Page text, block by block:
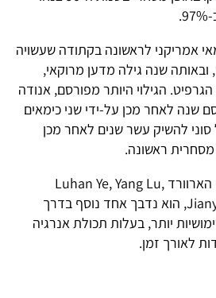
כימאי אמריקני לראשונה בקתודה שעשויה
שנה גילה מדען מרוקאי,
הגילוי היותר מפורסם, אנודה
שנה לאחר מכן על-ידי שני כימאים
להשיק עשר שנים לאחר מכן
מסחרית ראשונה.
המחקר החדש, של אנשי הארוורד Luhan Ye, Yang Lu,
Yichao Wang ו-Jianyuan Li, הוא נדבך אחד נוסף בדרך
יותר, בעלות תכולת אנרגיה
לאורך זמן.